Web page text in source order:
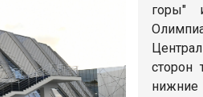
горы"
сторон
нижние